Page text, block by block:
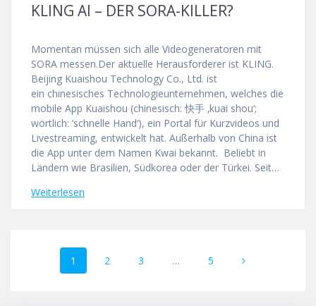
KLING AI – DER SORA-KILLER?
Momentan müssen sich alle Videogeneratoren mit
SORA messen.Der aktuelle Herausforderer ist KLING.
Beijing Kuaishou Technology Co., Ltd. ist
ein chinesisches Technologieunternehmen, welches die
mobile App Kuaishou (chinesisch: 快手 ‚kuai shou‘;
wörtlich: ’schnelle Hand‘), ein Portal für Kurzvideos und
Livestreaming, entwickelt hat. Außerhalb von China ist
die App unter dem Namen Kwai bekannt. Beliebt in
Ländern wie Brasilien, Südkorea oder der Türkei. Seit…
Weiterlesen
Beitragsnavigation
Seite
1 Seite
2 Seite
3 … Seite
5